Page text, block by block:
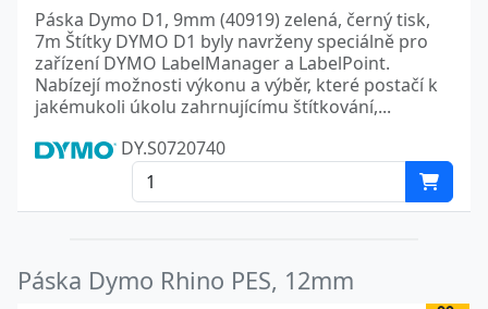
Páska Dymo D1, 9mm (40919) zelená, černý tisk,
7m Štítky DYMO D1 byly navrženy speciálně pro
zařízení DYMO LabelManager a LabelPoint.
Nabízejí možnosti výkonu a výběr, které postačí k
jakémukoli úkolu zahrnujícímu štítkování,...
DY.S0720740
Páska Dymo Rhino PES, 12mm